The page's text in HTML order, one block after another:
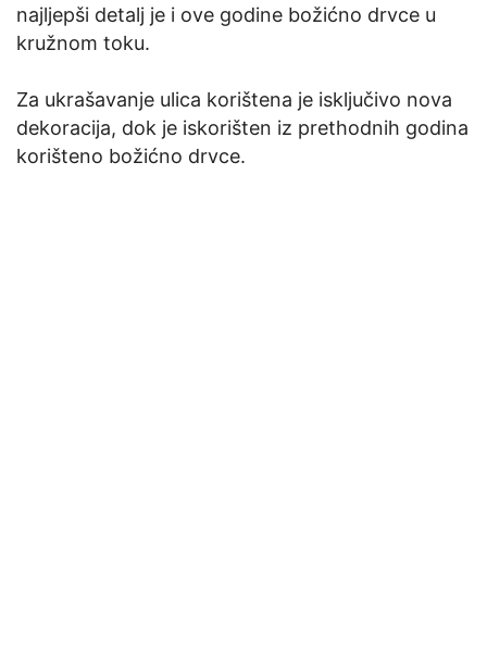
najljepši detalj je i ove godine božićno drvce u
kružnom toku.
Za ukrašavanje ulica korištena je isključivo nova
dekoracija, dok je iskorišten iz prethodnih godina
korišteno božićno drvce.